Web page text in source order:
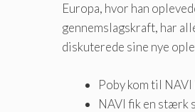
Europa, hvor han
gennemslagskraft, har
diskuterede sine nye
Poby kom til
NAVI fik en stærk